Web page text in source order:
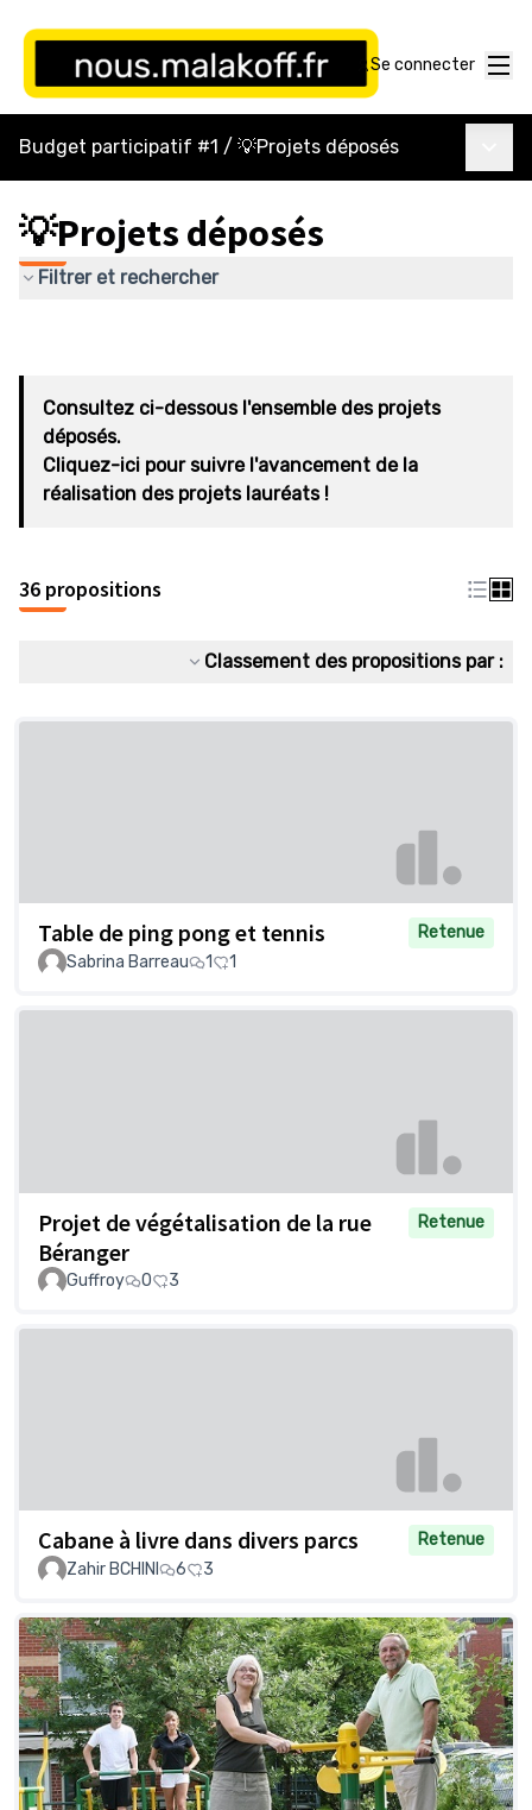
Se connecter
Budget participatif #1 / 💡Projets déposés
💡Projets déposés
Filtrer et rechercher
Consultez ci-dessous l'ensemble des projets
déposés.
Cliquez-ici pour suivre l'avancement de la
réalisation des projets lauréats !
36 propositions
Classement des propositions par :
Table de ping pong et tennis
Retenue
Sabrina Barreau
1 1
Projet de végétalisation de la rue
Béranger
Retenue
Guffroy 0 3
Cabane à livre dans divers parcs
Retenue
Zahir BCHINI
6 3